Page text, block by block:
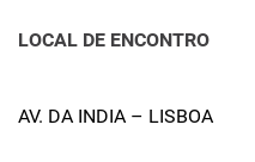
LOCAL DE ENCONTRO
AV. DA INDIA – LISBOA